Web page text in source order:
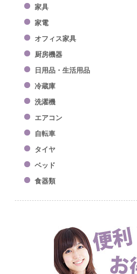
家具
家電
オフィス家具
厨房機器
日用品・生活用品
冷蔵庫
洗濯機
エアコン
自転車
タイヤ
ベッド
食器類